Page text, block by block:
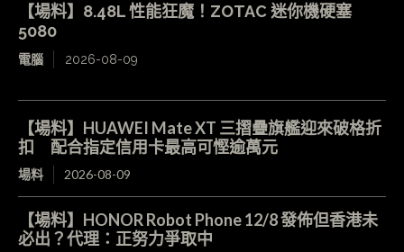
【場料】8.48L 性能狂魔！ZOTAC 迷你機硬塞
5080
電腦 2026-08-09
【場料】HUAWEI Mate XT 三摺疊旗艦迎來破格折
扣 配合指定信用卡最高可慳逾萬元
場料 2026-08-09
【場料】HONOR Robot Phone 12/8 發佈但香港未
必出？代理：正努力爭取中